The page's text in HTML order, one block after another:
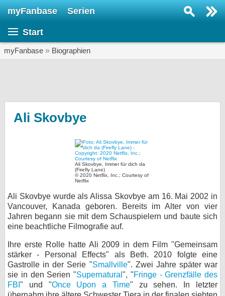
myFanbase Serien
Start
myFanbase » Biographien
Ali Skovbye
Ali Skovbye, Immer für dich da
(Firefly Lane)
© 2020 Netflix, Inc.; Courtesy of
Netflix
Ali Skovbye wurde als Alissa Skovbye am 16. Mai 2002 in
Vancouver, Kanada geboren. Bereits im Alter von vier
Jahren begann sie mit dem Schauspielern und baute sich
eine beachtliche Filmografie auf.
Ihre erste Rolle hatte Ali 2009 in dem Film "Gemeinsam
stärker - Personal Effects" als Beth. 2010 folgte eine
Gastrolle in der Serie "Smallville". Zwei Jahre später war
sie in den Serien "Supernatural ", "Fringe - Grenzfälle des
FBI " und "Once Upon a Time" zu sehen. In letzter
KULTUR
Specials
SERVICE
Gewinnspiele
Forum
bei Facebook
Kontakt